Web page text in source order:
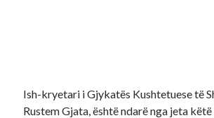
Ish-kryetari i Gjykatës Kushtetuese të
Rustem Gjata, është ndarë nga jeta